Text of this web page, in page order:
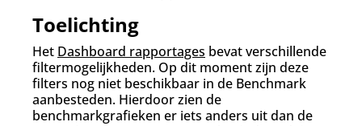
Toelichting
Het Dashboard rapportages bevat verschillende
filtermogelijkheden. Op dit moment zijn deze
filters nog niet beschikbaar in de Benchmark
aanbesteden. Hierdoor zien de
benchmarkgrafieken er iets anders uit dan de